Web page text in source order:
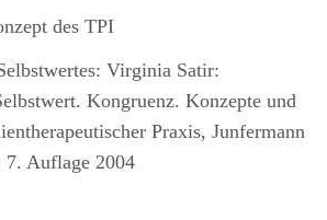
des TPI
Virginia Satir:
Kongruenz. Konzepte und
Praxis, Junfermann
7. Auflage 2004